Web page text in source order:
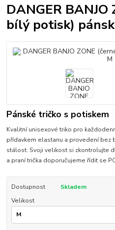
DANGER BANJO
bílý potisk)
Pánské tričko s potiskem
Kvalitní unisexové triko pro
přídavkem elastanu a provedení bez
stálost. Svoji velikost si zkontrolujte
a praní trička doporučujeme řídit se
Dostupnost
Skladem
Velikost